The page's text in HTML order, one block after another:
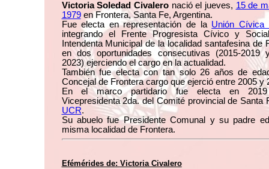
Victoria Soledad Civaleronació el jueves, 15 de
1979en Frontera, Santa Fe, Argentina.
Fue electa en representación de la Unión Cívica
integrando el Frente Progresista Cívico y
Intendenta Municipal de la localidad santafesina de
en dos oportunidades consecutivas (2015-2019
2023) ejerciendo el cargo en la actualidad.
También fue electa con tan solo 26 años de
Concejal de Frontera cargo que ejerció entre 2005 y
En el marco partidario fue electa en
Vicepresidenta 2da. del Comité provincial de Santa
UCR.
Su abuelo fue Presidente Comunal y su padre
misma localidad de Frontera.
Efémérides de: Victoria Civalero